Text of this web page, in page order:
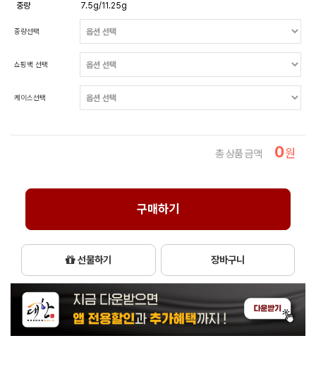
중량
7.5g/11.25g
중량선택
쇼핑백 선택
케이스선택
총 상품 금액 0원
구매하기
선물하기 장바구니